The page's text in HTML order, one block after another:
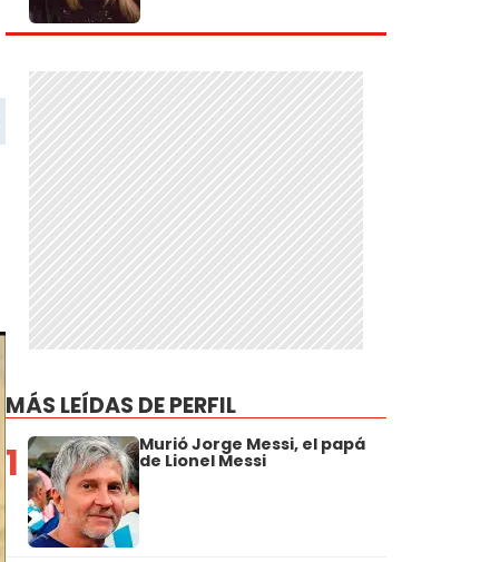
MÁS LEÍDAS DE PERFIL
1 Murió Jorge Messi, el papá
de Lionel Messi